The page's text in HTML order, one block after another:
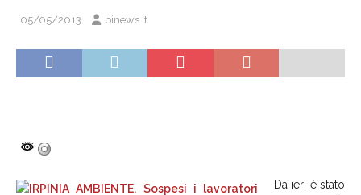
05/05/2013 binews.it
Da ieri è stato